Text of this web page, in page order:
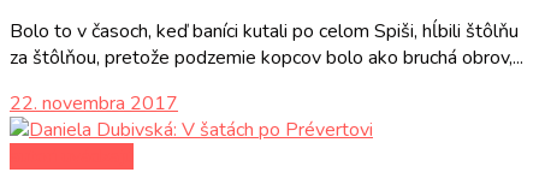
Bolo to v časoch, keď baníci kutali po celom Spiši, hĺbili štôlňu
za štôlňou, pretože podzemie kopcov bolo ako bruchá obrov,...
22. novembra 2017